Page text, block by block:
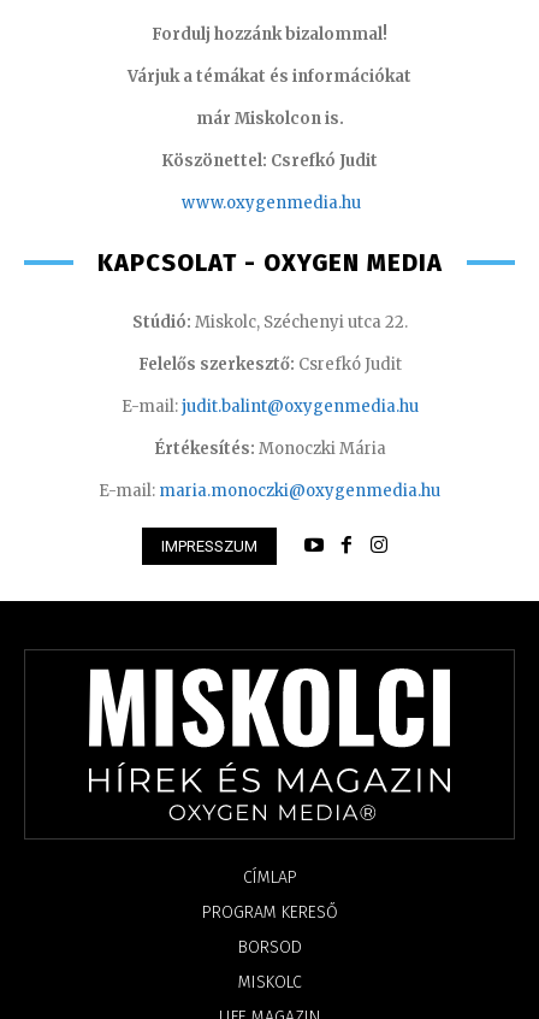
Fordulj hozzánk bizalommal!
Várjuk a témákat és információkat
már Miskolcon is.
Köszönettel: Csrefkó Judit
www.oxygenmedia.hu
KAPCSOLAT - OXYGEN MEDIA
Stúdió: Miskolc, Széchenyi utca 22.
Felelős szerkesztő: Csrefkó Judit
E-mail:judit.balint@oxygenmedia.hu
Értékesítés: Monoczki Mária
E-mail: maria.monoczki@oxygenmedia.hu
IMPRESSZUM
CÍMLAP
PROGRAM KERESŐ
BORSOD
MISKOLC